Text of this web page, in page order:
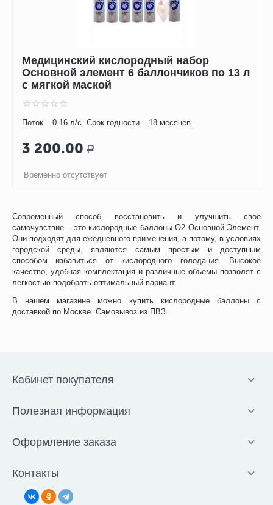
Современный способ восстановить и улучшить свое
самочувствие – это кислородные баллоны О2 Основной Элемент.
Они подходят для ежедневного применения, а потому, в условиях
городской среды, являются самым простым и доступным
способом избавиться от кислородного голодания. Высокое
качество, удобная комплектация и различные объемы позволят с
легкостью подобрать оптимальный вариант.
В нашем магазине можно купить кислородные баллоны с
доставкой по Москве. Самовывоз из ПВЗ.
Медицинский кислородный набор
Основной элемент 6 баллончиков по 13 л
с мягкой маской
Поток – 0,16 л/с. Срок годности – 18 месяцев.
3 200.00 Р
Временно отсутствует
Кабинет покупателя
Полезная информация
Оформление заказа
Контакты